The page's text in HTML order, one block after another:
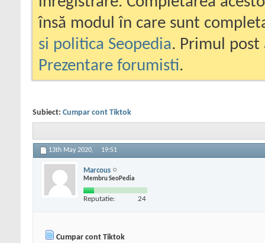
însă modul în care sunt
si politica Seopedia. Primul
Prezentare forumisti.
Subiect: Cumpar cont Tiktok
13th May 2020, 19:51
Marcous
Membru SeoPedia
Reputatie: 24
Cumpar cont Tiktok